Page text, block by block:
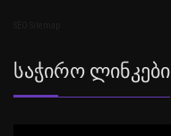
Საჭირო Ლინკები